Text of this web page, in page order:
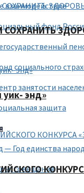
взаимодействие
фонд
социального
занятости
защита
— Год единства
совещания
СОХРАНИТЬ
энд»